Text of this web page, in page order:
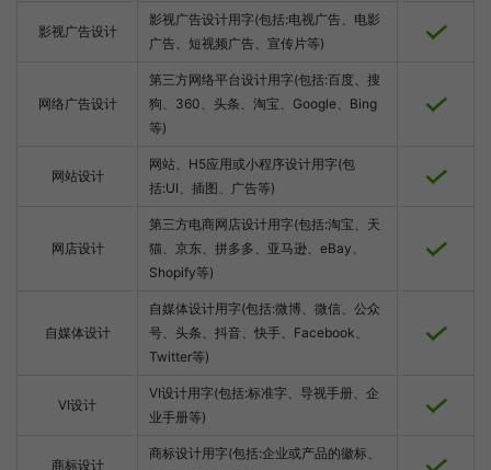
影视广告设计
影视广告设计用字(包括:电视广告、电影
广告、短视频广告、宣传片等)
网络广告设计
第三方网络平台设计用字(包括:百度、搜
狗、360、头条、淘宝、Google、Bing
等)
网站设计
网站、H5应用或小程序设计用字(包
括:UI、插图、广告等)
网店设计
第三方电商网店设计用字(包括:淘宝、天
猫、京东、拼多多、亚马逊、eBay、
Shopify等)
自媒体设计
自媒体设计用字(包括:微博、微信、公众
号、头条、抖音、快手、Facebook、
Twitter等)
VI设计
VI设计用字(包括:标准字、导视手册、企
业手册等)
商标设计
商标设计用字(包括:企业或产品的徽标、